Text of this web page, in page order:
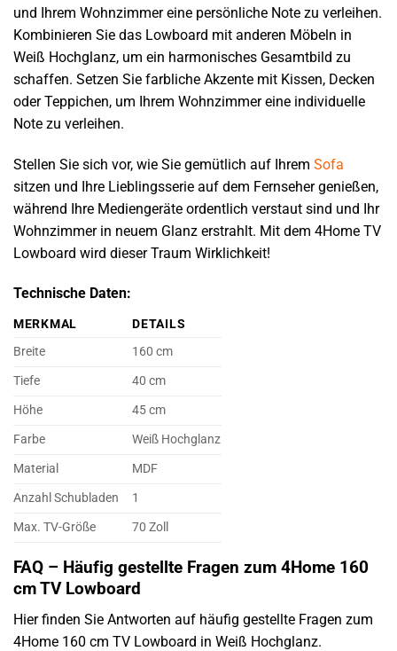
und Ihrem Wohnzimmer eine persönliche Note zu verleihen.
Kombinieren Sie das Lowboard mit anderen Möbeln in
Weiß Hochglanz, um ein harmonisches Gesamtbild zu
schaffen. Setzen Sie farbliche Akzente mit Kissen, Decken
oder Teppichen, um Ihrem Wohnzimmer eine individuelle
Note zu verleihen.
Stellen Sie sich vor, wie Sie gemütlich auf Ihrem Sofa
sitzen und Ihre Lieblingsserie auf dem Fernseher genießen,
während Ihre Mediengeräte ordentlich verstaut sind und Ihr
Wohnzimmer in neuem Glanz erstrahlt. Mit dem 4Home TV
Lowboard wird dieser Traum Wirklichkeit!
Technische Daten:
MERKMAL
DETAILS
Breite
160 cm
Tiefe
40 cm
Höhe
45 cm
Farbe
Weiß Hochglanz
Material
MDF
Anzahl Schubladen
1
Max. TV-Größe
70 Zoll
FAQ – Häufig gestellte Fragen zum 4Home 160
cm TV Lowboard
Hier finden Sie Antworten auf häufig gestellte Fragen zum
4Home 160 cm TV Lowboard in Weiß Hochglanz.